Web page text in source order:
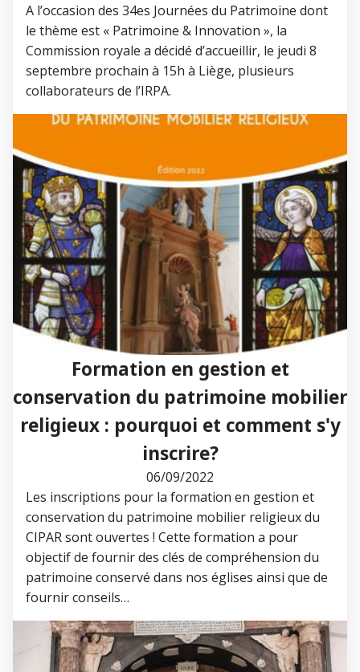
A l’occasion des 34es Journées du Patrimoine dont
le thème est « Patrimoine & Innovation », la
Commission royale a décidé d’accueillir, le jeudi 8
septembre prochain à 15h à Liège, plusieurs
collaborateurs de l’IRPA.
Formation en gestion et
conservation du patrimoine mobilier
religieux : pourquoi et comment s'y
inscrire?
06/09/2022
Les inscriptions pour la formation en gestion et
conservation du patrimoine mobilier religieux du
CIPAR sont ouvertes ! Cette formation a pour
objectif de fournir des clés de compréhension du
patrimoine conservé dans nos églises ainsi que de
fournir conseils…